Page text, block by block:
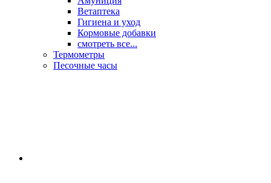
Ветаптека
Гигиена и уход
Кормовые добавки
смотреть все...
Термометры
Песочные часы